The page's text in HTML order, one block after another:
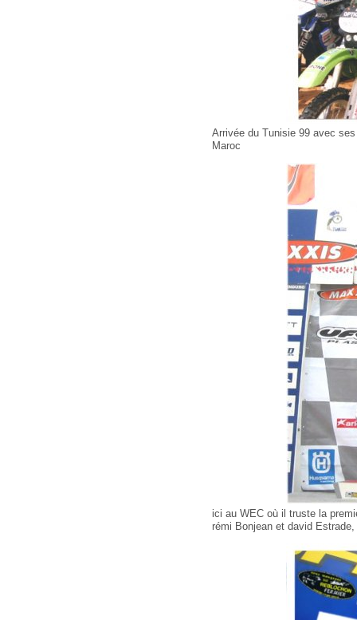
Arrivée du Tunisie 99 avec
Maroc
ici au WEC où il truste la
rémi Bonjean et david